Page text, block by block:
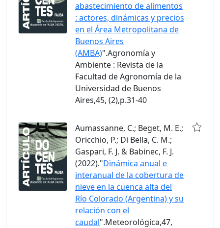
abastecimiento de alimentos
: actores, dinámicas y precios
en el Área Metropolitana de
Buenos Aires
(AMBA)".Agronomía y
Ambiente : Revista de la
Facultad de Agronomía de la
Universidad de Buenos
Aires,45, (2),p.31-40
Aumassanne, C.; Beget, M. E.;
Oricchio, P.; Di Bella, C. M.;
Gaspari, F. J. & Babinec, F. J.
(2022)."Dinámica anual e
interanual de la cobertura de
nieve en la cuenca alta del
Río Colorado (Argentina) y su
relación con el
caudal".Meteorológica,47,